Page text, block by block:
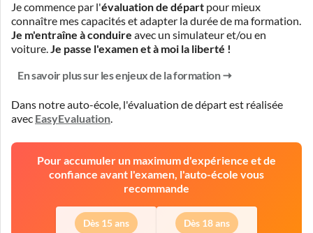
Je commence par l'évaluation de départ pour mieux
connaître mes capacités et adapter la durée de ma formation.
Je m'entraîne à conduire avec un simulateur et/ou en
voiture.Je passe l'examen et à moi la liberté !
En savoir plus sur les enjeux de la formation
Dans notre auto-école, l'évaluation de départ est réalisée
avec EasyEvaluation.
Pour accumuler un maximum d'expérience et de
confiance avant l'examen, l'auto-école vous
recommande
Dès 15 ans Dès 18 ans